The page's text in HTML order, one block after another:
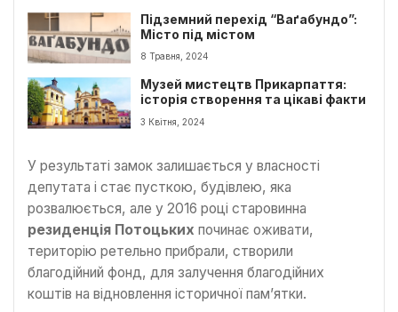
Підземний перехід “Ваґабундо”:
Місто під містом
8 Травня, 2024
Музей мистецтв Прикарпаття:
історія створення та цікаві факти
3 Квітня, 2024
У результаті замок залишається у власності
депутата і стає пусткою, будівлею, яка
розвалюється, але у 2016 році старовинна
резиденція Потоцьких починає оживати,
територію ретельно прибрали, створили
благодійний фонд, для залучення благодійних
коштів на відновлення історичної пам’ятки.